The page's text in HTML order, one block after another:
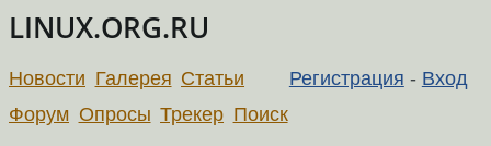
LINUX.ORG.RU
Регистрация - Вход
Новости Галерея Статьи
Форум Опросы Трекер Поиск